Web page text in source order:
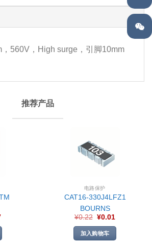
，560V，High surge，引脚10mm
推荐产品
电路保护
CAT16-330J4LFZ1
BOURNS
¥0.22 ¥0.01
加入购物车